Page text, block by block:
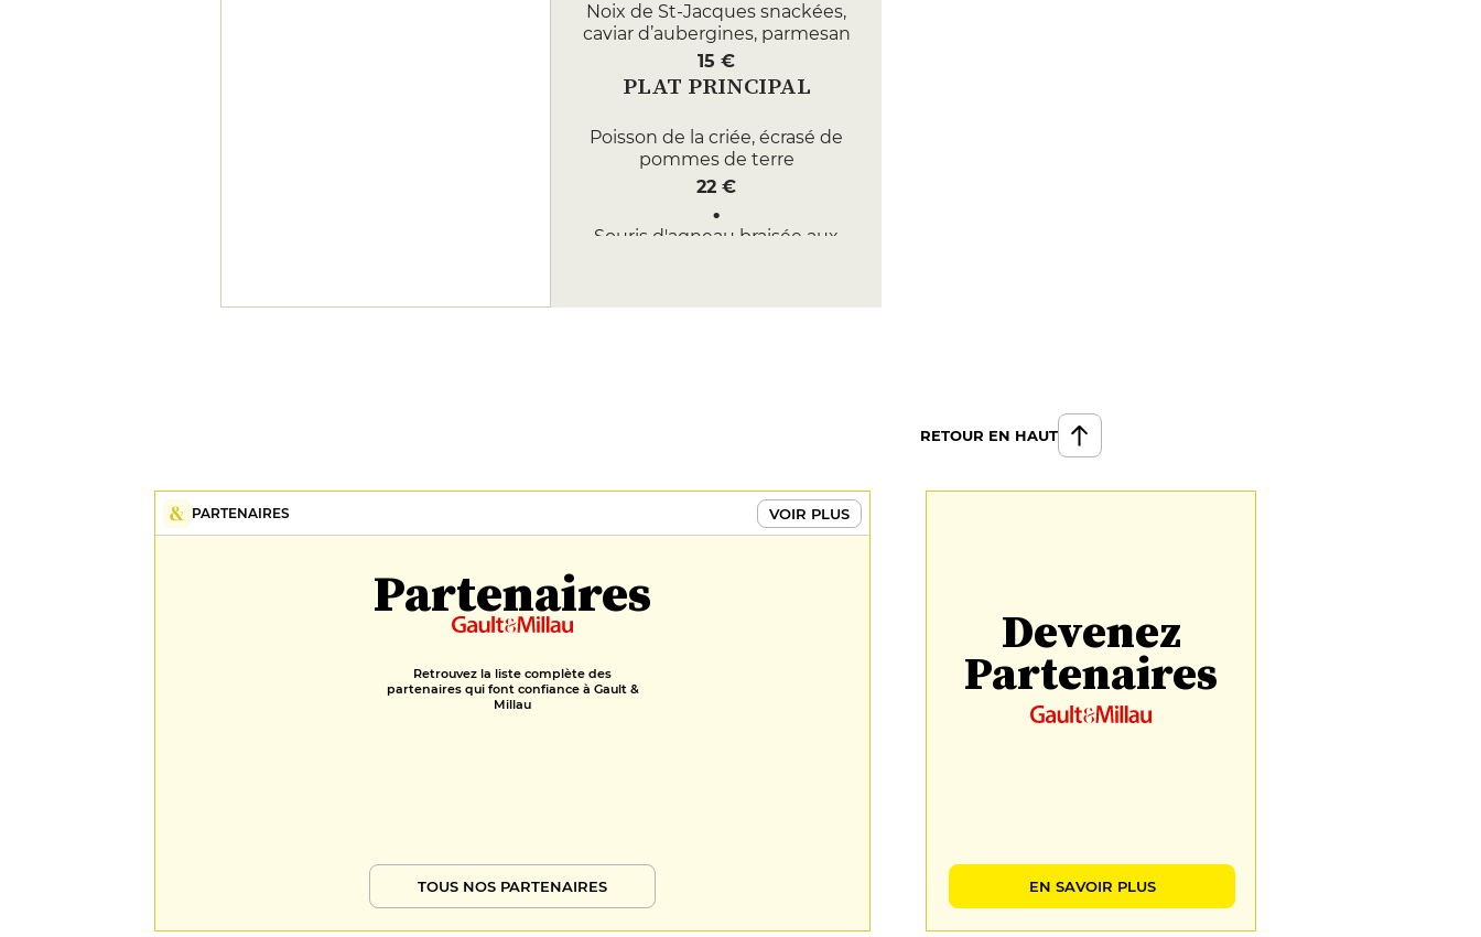
Noix de St-Jacques snackées,
caviar d’aubergines, parmesan
15 €
PLAT PRINCIPAL
Poisson de la criée, écrasé de
pommes de terre
22 €
Souris d'agneau braisée aux
DESSERT
FORMULES
Menu du marché
RETOUR EN HAUT
PARTENAIRES VOIR PLUS
Partenaires
Retrouvez la liste complète des
partenaires qui font confiance à Gault &
Millau
TOUS NOS PARTENAIRES
Devenez
Partenaires
EN SAVOIR PLUS